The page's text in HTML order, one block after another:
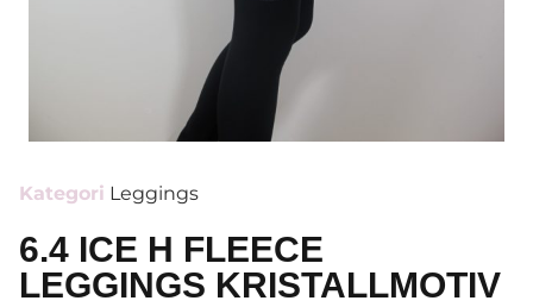
Kategori Leggings
6.4 ICE H FLEECE
LEGGINGS KRISTALLMOTIV